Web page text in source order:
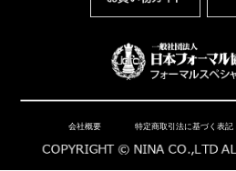
会社概要 特定商取引法に基づく表記